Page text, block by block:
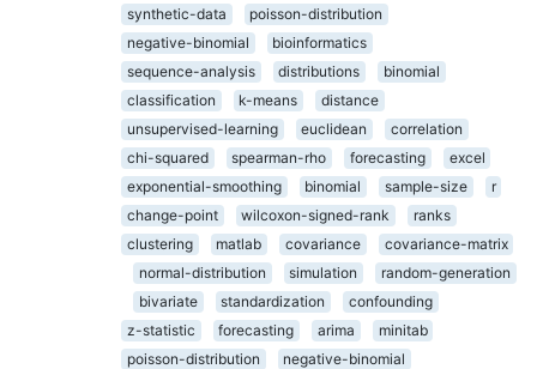
synthetic-data
poisson-distribution
negative-binomial
bioinformatics
sequence-analysis
distributions
binomial
classification
k-means
distance
unsupervised-learning
euclidean
correlation
chi-squared
spearman-rho forecasting
excel
exponential-smoothing
binomial sample-size
r
change-point
wilcoxon-signed-rank
ranks
clustering
matlab covariance
covariance-matrix
normal-distribution
simulation
random-generation
bivariate
standardization
confounding
z-statistic
forecasting arima
minitab
poisson-distribution
negative-binomial